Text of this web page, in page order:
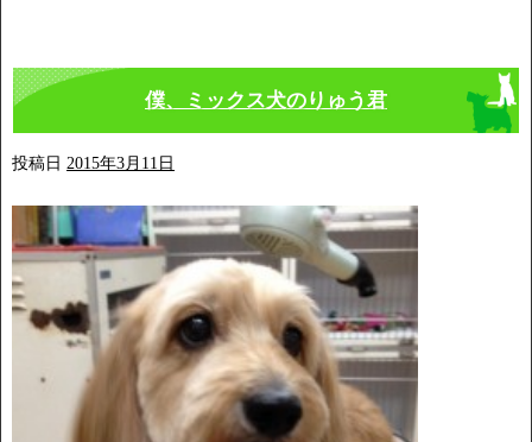
僕、ミックス犬のりゅう君
投稿日 2015年3月11日